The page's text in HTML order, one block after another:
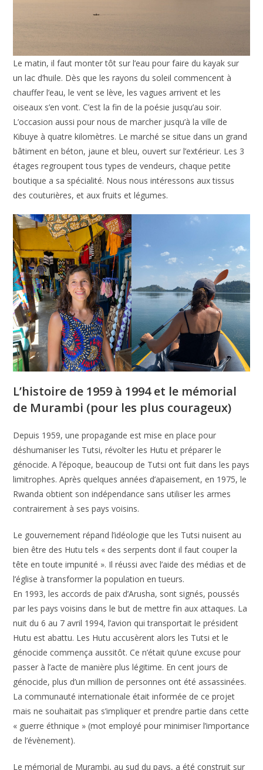
Le matin, il faut monter tôt sur l’eau pour faire du kayak sur
un lac d’huile. Dès que les rayons du soleil commencent à
chauffer l’eau, le vent se lève, les vagues arrivent et les
oiseaux s’en vont. C’est la fin de la poésie jusqu’au soir.
L’occasion aussi pour nous de marcher jusqu’à la ville de
Kibuye à quatre kilomètres. Le marché se situe dans un grand
bâtiment en béton, jaune et bleu, ouvert sur l’extérieur. Les 3
étages regroupent tous types de vendeurs, chaque petite
boutique a sa spécialité. Nous nous intéressons aux tissus
des couturières, et aux fruits et légumes.
L’histoire de 1959 à 1994 et le mémorial
de Murambi (pour les plus courageux)
Depuis 1959, une propagande est mise en place pour
déshumaniser les Tutsi, révolter les Hutu et préparer le
génocide. A l’époque, beaucoup de Tutsi ont fuit dans les pays
limitrophes. Après quelques années d’apaisement, en 1975, le
Rwanda obtient son indépendance sans utiliser les armes
contrairement à ses pays voisins.
Le gouvernement répand l’idéologie que les Tutsi nuisent au
bien être des Hutu tels « des serpents dont il faut couper la
tête en toute impunité ». Il réussi avec l’aide des médias et de
l’église à transformer la population en tueurs.
En 1993, les accords de paix d’Arusha, sont signés, poussés
par les pays voisins dans le but de mettre fin aux attaques. La
nuit du 6 au 7 avril 1994, l’avion qui transportait le président
Hutu est abattu. Les Hutu accusèrent alors les Tutsi et le
génocide commença aussitôt. Ce n’était qu’une excuse pour
passer à l’acte de manière plus légitime. En cent jours de
génocide, plus d’un million de personnes ont été assassinées.
La communauté internationale était informée de ce projet
mais ne souhaitait pas s’impliquer et prendre partie dans cette
« guerre éthnique » (mot employé pour minimiser l’importance
de l’évènement).
Le mémorial de Murambi, au sud du pays, a été construit sur